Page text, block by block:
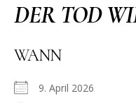
DER TOD
WANN
9. April 2026